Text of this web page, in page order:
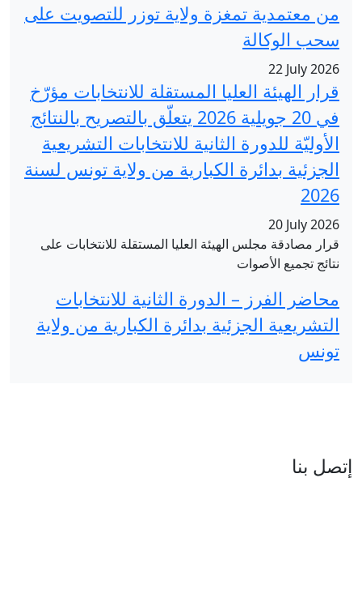
توزر للتصويت على
للانتخابات مؤرّخ
في 20 جويلية 2026 يتعلّق بالتصريح بالنتائج
للانتخابات التشريعية
من ولاية تونس لسنة
المستقلة للانتخابات على
الثانية للانتخابات
الكبارية من ولاية